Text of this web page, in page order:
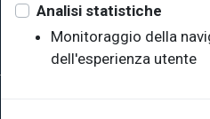
EUT in cifre
Analisi statistiche
Monitoraggio della
dell'esperienza utente